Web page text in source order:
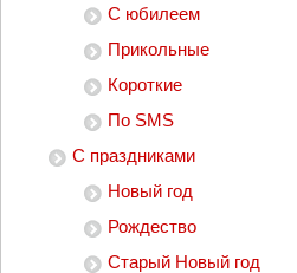
С юбилеем
Прикольные
Короткие
По SMS
С праздниками
Новый год
Рождество
Старый Новый год